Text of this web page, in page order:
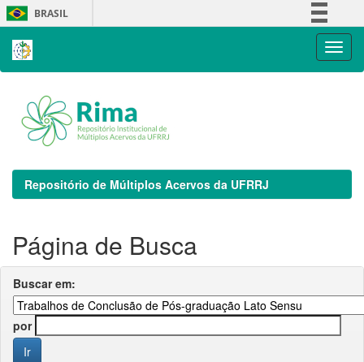
Skip
navigation
BRASIL
Repositório de Múltiplos Acervos da UFRRJ
Página de Busca
Buscar em:
por